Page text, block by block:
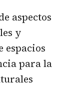
aspectos
y
espacios
para la